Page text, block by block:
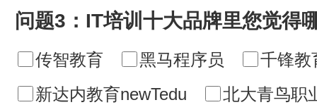
问题3：IT培训十大品牌里您觉得
传智教育 黑马程序员
千锋教
新达内教育newTedu
北大青鸟职